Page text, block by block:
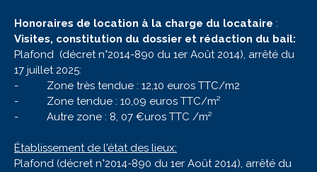
Honoraires de location à la charge du locataire :
Visites, constitution du dossier et rédaction du bail:
Plafond (décret n°2014-890 du 1er Août 2014), arrêté du
17 juillet 2025:
- Zone très tendue : 12,10 euros TTC/m2
- Zone tendue : 10,09 euros TTC/m²
- Autre zone : 8, 07 €uros TTC /m²
Établissement de l'état des lieux:
Plafond (décret n°2014-890 du 1er Août 2014), arrêté du